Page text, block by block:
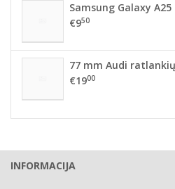
Samsung Galaxy
€950
77 mm Audi
€1900
INFORMACIJA